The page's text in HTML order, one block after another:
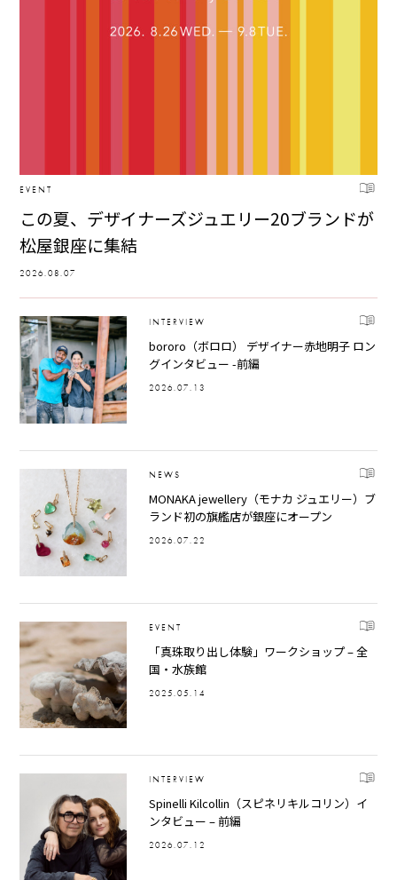
EVENT
この夏、デザイナーズジュエリー20ブランドが
松屋銀座に集結
2026.08.07
INTERVIEW
bororo（ボロロ） デザイナー赤地明子 ロン
グインタビュー -前編
2026.07.13
NEWS
MONAKA jewellery（モナカ ジュエリー）ブ
ランド初の旗艦店が銀座にオープン
2026.07.22
EVENT
「真珠取り出し体験」ワークショップ – 全
国・水族館
2025.05.14
INTERVIEW
Spinelli Kilcollin（スピネリキルコリン）イ
ンタビュー – 前編
2026.07.12